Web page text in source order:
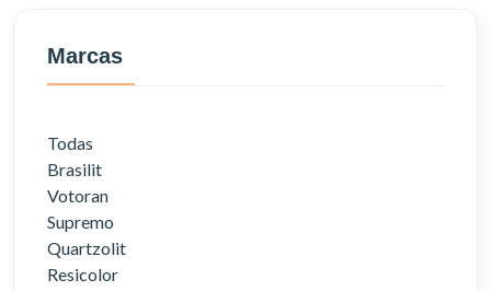
Marcas
Todas
Brasilit
Votoran
Supremo
Quartzolit
Resicolor